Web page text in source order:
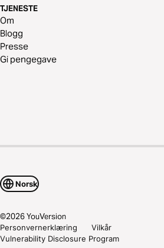
TJENESTE
Om
Blogg
Presse
Gi pengegave
Norsk
©2026YouVersion
Personvernerklæring
Vilkår
Vulnerability Disclosure Program